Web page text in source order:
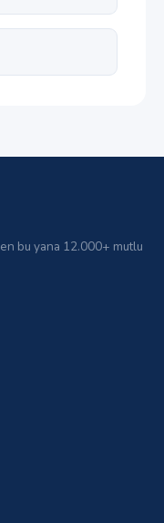
bu yana 12.000+ mutlu